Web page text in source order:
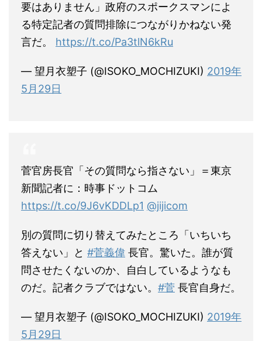
要はありません」政府のスポークスマンによ
る特定記者の質問排除につながりかねない発
言だ。 https://t.co/Pa3tlN6kRu
— 望月衣塑子 (@ISOKO_MOCHIZUKI) 2019年
5月29日
菅官房長官「その質問なら指さない」＝東京
新聞記者に：時事ドットコム
https://t.co/9J6vKDDLp1 @jijicom
別の質問に切り替えてみたところ「いちいち
答えない」と #菅義偉 長官。驚いた。誰が質
問させたくないのか、自白しているようなも
のだ。記者クラブではない。 #菅 長官自身だ。
— 望月衣塑子 (@ISOKO_MOCHIZUKI) 2019年
5月29日